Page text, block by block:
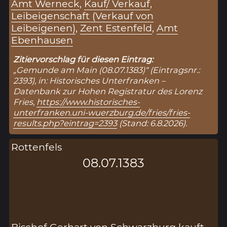
Amt Werneck, Kauf/ Verkauf,
Leibeigenschaft (Verkauf von
Leibeigenen),Zent Estenfeld,Amt
Ebenhausen
Zitiervorschlag für diesen Eintrag:
„Gemunde am Main (08.07.1383)“ (Eintragsnr.:
2393), in: Historisches Unterfranken –
Datenbank zur Hohen Registratur des Lorenz
Fries, https://www.historisches-
unterfranken.uni-wuerzburg.de/fries/fries-
results.php?eintrag=2393(Stand: 6.8.2026).
Rottenfels
08.07.1383